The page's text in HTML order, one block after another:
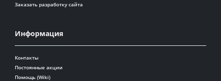
Заказать разработку сайта
Информация
Контакты
Постоянные акции
Помощь (Wiki)